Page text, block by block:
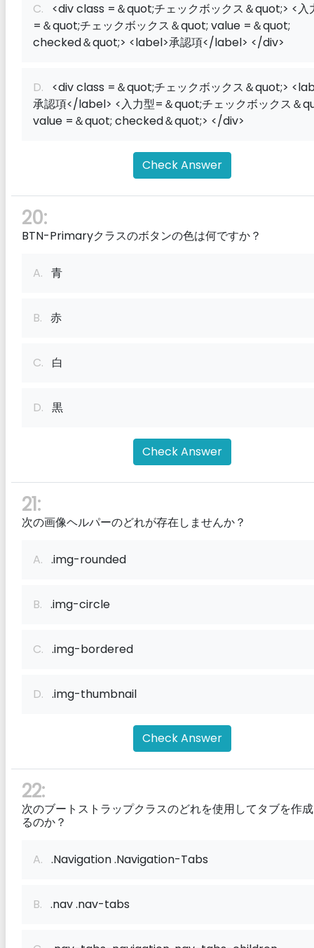
C. <div class =＆quot;チェックボックス＆quot;> <入
=＆quot;チェックボックス＆quot; value =＆quot;
checked＆quot;> <label>承認項</label> </div>
D. <div class =＆quot;チェックボックス＆quot;>
承認項</label> <入力型=＆quot;チェックボックス＆
value =＆quot; checked＆quot;> </div>
Check Answer
20:
BTN-Primaryクラスのボタンの色は何ですか？
A. 青
B. 赤
C. 白
D. 黒
Check Answer
21:
次の画像ヘルパーのどれが存在しませんか？
A. .img-rounded
B. .img-circle
C. .img-bordered
D. .img-thumbnail
Check Answer
22:
次のブートストラップクラスのどれを使用してタブを作
るのか？
A. .Navigation .Navigation-Tabs
B. .nav .nav-tabs